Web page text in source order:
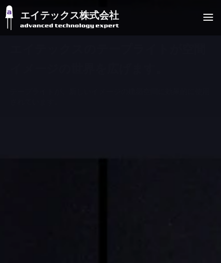
エイテックス株式会社